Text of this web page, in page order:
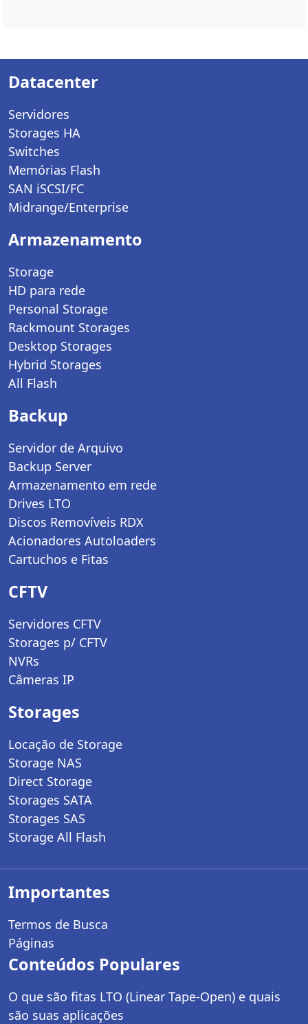
Datacenter
Servidores
Storages HA
Switches
Memórias Flash
SAN iSCSI/FC
Midrange/Enterprise
Armazenamento
Storage
HD para rede
Personal Storage
Rackmount Storages
Desktop Storages
Hybrid Storages
All Flash
Backup
Servidor de Arquivo
Backup Server
Armazenamento em rede
Drives LTO
Discos Removíveis RDX
Acionadores Autoloaders
Cartuchos e Fitas
CFTV
Servidores CFTV
Storages p/ CFTV
NVRs
Câmeras IP
Storages
Locação de Storage
Storage NAS
Direct Storage
Storages SATA
Storages SAS
Storage All Flash
Importantes
Termos de Busca
Páginas
Conteúdos Populares
O que são fitas LTO (Linear Tape-Open) e quais
são suas aplicações